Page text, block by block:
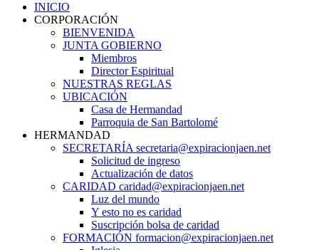
INICIO
CORPORACIÓN
BIENVENIDA
JUNTA GOBIERNO
Miembros
Director Espiritual
NUESTRAS REGLAS
UBICACIÓN
Casa de Hermandad
Parroquia de San Bartolomé
HERMANDAD
SECRETARÍA secretaria@expiracionjaen.net
Solicitud de ingreso
Actualización de datos
CARIDAD caridad@expiracionjaen.net
Luz del mundo
Y esto no es caridad
Suscripción bolsa de caridad
FORMACIÓN formacion@expiracionjaen.net